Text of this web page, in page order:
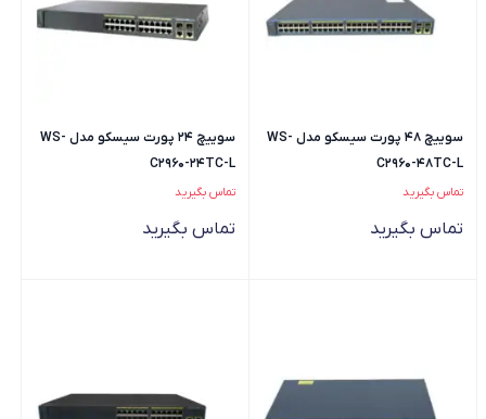
سوییچ 48 پورت سیسکو مدل WS-
C2960-48TC-L
تماس بگیرید
تماس بگیرید
سوییچ 24 پورت سیسکو مدل WS-
C2960-24TC-L
تماس بگیرید
تماس بگیرید